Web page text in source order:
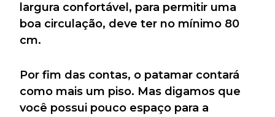
largura confortável, para permitir uma
boa circulação, deve ter no mínimo 80
cm.
Por fim das contas, o patamar contará
como mais um piso. Mas digamos que
você possui pouco espaço para a